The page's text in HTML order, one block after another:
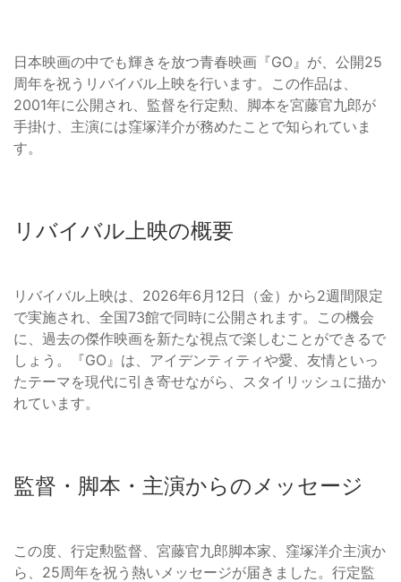
日本映画の中でも輝きを放つ青春映画『GO』が、公開25
周年を祝うリバイバル上映を行います。この作品は、
2001年に公開され、監督を行定勲、脚本を宮藤官九郎が
手掛け、主演には窪塚洋介が務めたことで知られていま
す。
リバイバル上映の概要
リバイバル上映は、2026年6月12日（金）から2週間限定
で実施され、全国73館で同時に公開されます。この機会
に、過去の傑作映画を新たな視点で楽しむことができるで
しょう。『GO』は、アイデンティティや愛、友情といっ
たテーマを現代に引き寄せながら、スタイリッシュに描か
れています。
監督・脚本・主演からのメッセージ
この度、行定勲監督、宮藤官九郎脚本家、窪塚洋介主演か
ら、25周年を祝う熱いメッセージが届きました。行定監